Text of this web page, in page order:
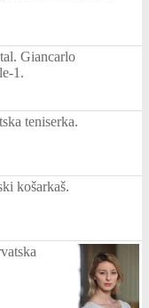
Giancarlo
1.
teniserka.
košarkaš.